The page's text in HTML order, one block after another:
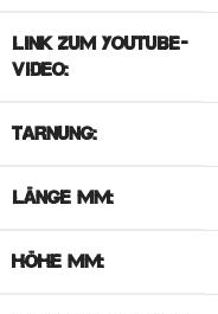
LINK ZUM YOUTUBE-
VIDEO:
TARNUNG:
LÄNGE MM:
HÖHE MM: